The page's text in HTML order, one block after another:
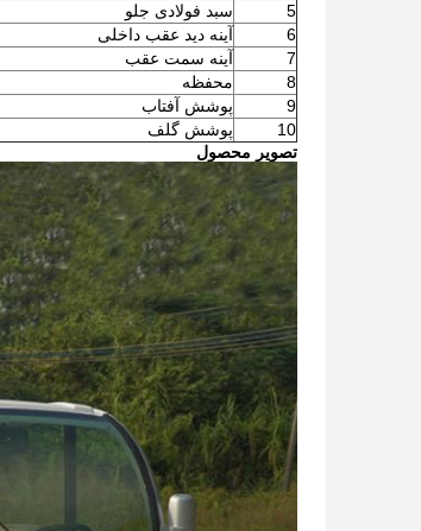
5
سبد فولادی جلو
6
آینه دید عقب داخلی
7
آینه سمت عقب
8
محفظه
9
پوشش آفتاب
10
پوشش گلف
تصویر محصول